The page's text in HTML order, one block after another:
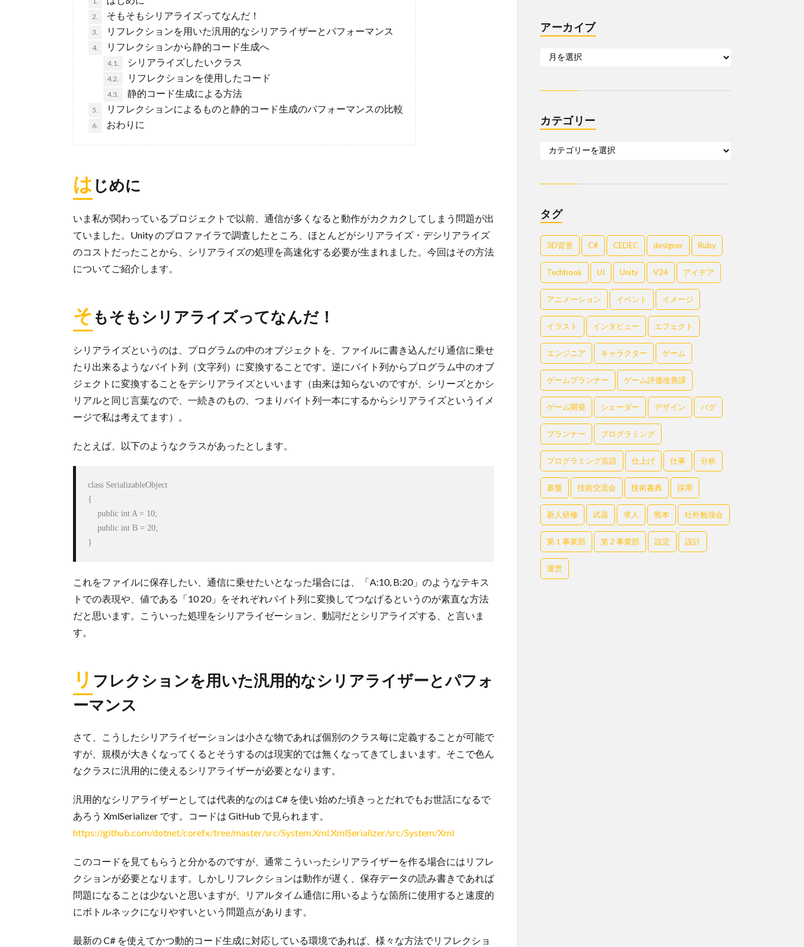
2. そもそもシリアライズってなんだ！
3. リフレクションを用いた汎用的なシリアライザーとパフォーマンス
4. リフレクションから静的コード生成へ
4.1. シリアライズしたいクラス
4.2. リフレクションを使用したコード
4.3. 静的コード生成による方法
5. リフレクションによるものと静的コード生成のパフォーマンスの比較
6. おわりに
は じめに
いま私が関わっているプロジェクトで以前、通信が多くなると動作がカクカクしてしまう問題が出
ていました。Unity のプロファイラで調査したところ、ほとんどがシリアライズ・デシリアライズ
のコストだったことから、シリアライズの処理を高速化する必要が生まれました。今回はその方法
についてご紹介します。
そもそもシリアライズってなんだ！
シリアライズというのは、プログラムの中のオブジェクトを、ファイルに書き込んだり通信に乗せ
たり出来るようなバイト列（文字列）に変換することです。逆にバイト列からプログラム中のオブ
ジェクトに変換することをデシリアライズといいます（由来は知らないのですが、シリーズとかシ
リアルと同じ言葉なので、一続きのもの、つまりバイト列一本にするからシリアライズというイメ
ージで私は考えてます）。
たとえば、以下のようなクラスがあったとします。
class SerializableObject
{
    public int A = 10;
    public int B = 20;
これをファイルに保存したい、通信に乗せたいとなった場合には、「A:10, B:20」のようなテキス
トでの表現や、値である「10 20」をそれぞれバイト列に変換してつなげるというのが素直な方法
だと思います。こういった処理をシリアライゼーション、動詞だとシリアライズする、と言いま
す。
リ フレクションを用いた汎用的なシリアライザーとパフォ
ーマンス
さて、こうしたシリアライゼーションは小さな物であれば個別のクラス毎に定義することが可能で
すが、規模が大きくなってくるとそうするのは現実的では無くなってきてしまいます。そこで色ん
なクラスに汎用的に使えるシリアライザーが必要となります。
汎用的なシリアライザーとしては代表的なのは C# を使い始めた頃きっとだれでもお世話になるで
あろう XmlSerializer です。コードは GitHub で見られます。
https://github.com/dotnet/corefx/tree/master/src/System.Xml.XmlSerializer/src/System/Xml
このコードを見てもらうと分かるのですが、通常こういったシリアライザーを作る場合にはリフレ
クションが必要となります。しかしリフレクションは動作が遅く、保存データの読み書きであれば
問題になることは少ないと思いますが、リアルタイム通信に用いるような箇所に使用すると速度的
にボトルネックになりやすいという問題点があります。
最新の C# を使えてかつ動的コード生成に対応している環境であれば、様々な方法でリフレクショ
アーカイブ
カテゴリー
タグ
3D背景 C# CEDEC designer Ruby
Techbook UI Unity V24 アイデア
アニメーション イベント イメージ
イラスト インタビュー エフェクト
エンジニア キャラクター ゲーム
ゲームプランナー ゲーム評価改善課
ゲーム開発 シェーダー デザイン バグ
プランナー プログラミング
プログラミング言語 仕上げ 仕事 分析
基盤 技術交流会 技術書典 採用
新人研修 武器 求人 熊本 社外勉強会
第１事業部 第２事業部 設定 設計
運営